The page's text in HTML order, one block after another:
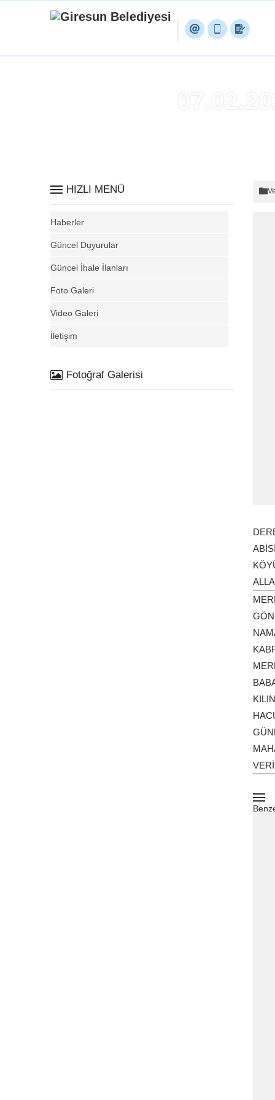
HIZLI MENÜ
Haberler
Güncel Duyurular
Güncel İhale İlanları
Foto Galeri
Video Galeri
İletişim
Fotoğraf Galerisi